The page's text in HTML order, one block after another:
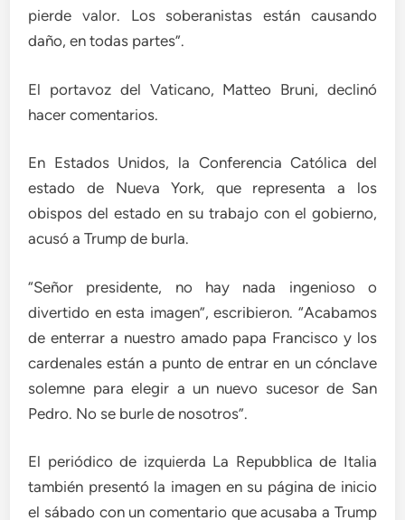
pierde valor. Los soberanistas están causando
daño, en todas partes”.
El portavoz del Vaticano, Matteo Bruni, declinó
hacer comentarios.
En Estados Unidos, la Conferencia Católica del
estado de Nueva York, que representa a los
obispos del estado en su trabajo con el gobierno,
acusó a Trump de burla.
“Señor presidente, no hay nada ingenioso o
divertido en esta imagen”, escribieron. “Acabamos
de enterrar a nuestro amado papa Francisco y los
cardenales están a punto de entrar en un cónclave
solemne para elegir a un nuevo sucesor de San
Pedro. No se burle de nosotros”.
El periódico de izquierda La Repubblica de Italia
también presentó la imagen en su página de inicio
el sábado con un comentario que acusaba a Trump